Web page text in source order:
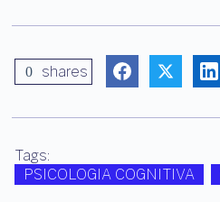
0 shares
Tags:
PSICOLOGIA COGNITIVA